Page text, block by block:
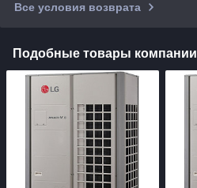
Все условия возврата
Подобные товары компании